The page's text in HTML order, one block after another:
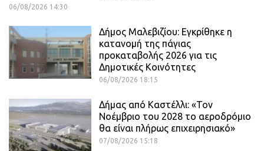
06/08/2026 14:30
Δήμος Μαλεβιζίου: Εγκρίθηκε η
κατανομή της πάγιας
προκαταβολής 2026 για τις
Δημοτικές Κοινότητες
06/08/2026 18:15
Δήμας από Καστέλλι: «Τον
Νοέμβριο του 2028 το αεροδρόμιο
θα είναι πλήρως επιχειρησιακό»
07/08/2026 15:18